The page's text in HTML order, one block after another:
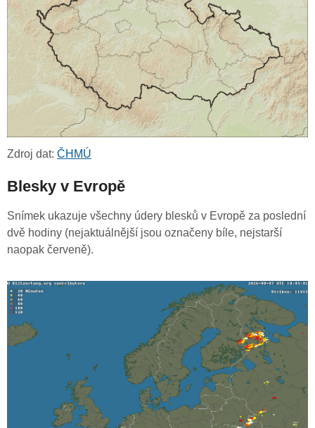
Zdroj dat: ČHMÚ
Blesky v Evropě
Snímek ukazuje všechny údery blesků v Evropě za poslední
dvě hodiny (nejaktuálnější jsou označeny bíle, nejstarší
naopak červeně).